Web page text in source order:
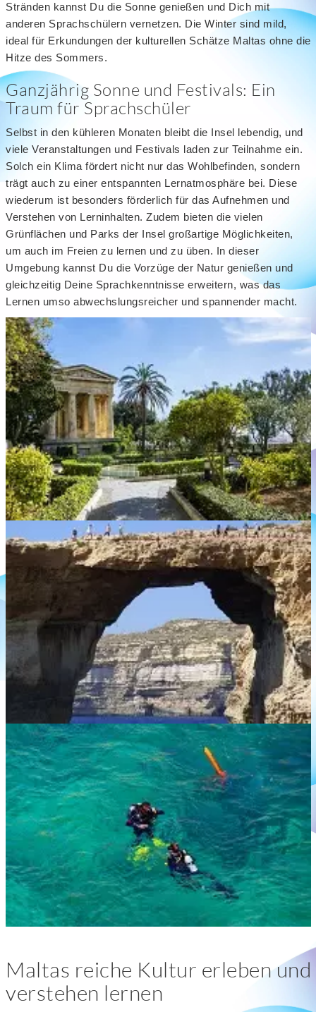
Stränden kannst Du die Sonne genießen und Dich mit
anderen Sprachschülern vernetzen. Die Winter sind mild,
ideal für Erkundungen der kulturellen Schätze Maltas ohne die
Hitze des Sommers.
Ganzjährig Sonne und Festivals: Ein
Traum für Sprachschüler
Selbst in den kühleren Monaten bleibt die Insel lebendig, und
viele Veranstaltungen und Festivals laden zur Teilnahme ein.
Solch ein Klima fördert nicht nur das Wohlbefinden, sondern
trägt auch zu einer entspannten Lernatmosphäre bei. Diese
wiederum ist besonders förderlich für das Aufnehmen und
Verstehen von Lerninhalten. Zudem bieten die vielen
Grünflächen und Parks der Insel großartige Möglichkeiten,
um auch im Freien zu lernen und zu üben. In dieser
Umgebung kannst Du die Vorzüge der Natur genießen und
gleichzeitig Deine Sprachkenntnisse erweitern, was das
Lernen umso abwechslungsreicher und spannender macht.
Maltas reiche Kultur erleben und
verstehen lernen